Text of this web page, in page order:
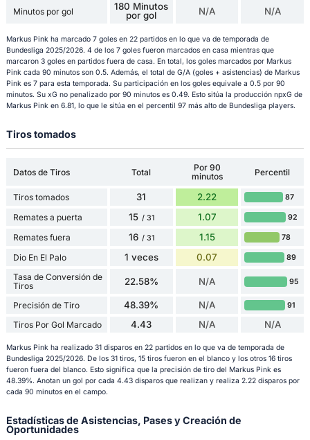
Minutos por gol
180 Minutos
por gol
N/A N/A
Markus Pink ha marcado 7 goles en 22 partidos en lo que va de temporada de
Bundesliga 2025/2026. 4 de los 7 goles fueron marcados en casa mientras que
marcaron 3 goles en partidos fuera de casa. En total, los goles marcados por Markus
Pink cada 90 minutos son 0.5. Además, el total de G/A (goles + asistencias) de Markus
Pink es 7 para esta temporada. Su participación en los goles equivale a 0.5 por 90
minutos. Su xG no penalizado por 90 minutos es 0.49. Esto sitúa la producción npxG de
Markus Pink en 6.81, lo que le sitúa en el percentil 97 más alto de Bundesliga players.
Tiros tomados
Datos de Tiros Total
Por 90
minutos
Percentil
Tiros tomados 31 2.22 87
Remates a puerta 15 / 31 1.07 92
Remates fuera 16 / 31 1.15 78
Dio En El Palo 1 veces 0.07 89
Tasa de Conversión de
Tiros
22.58% N/A 95
Precisión de Tiro 48.39% N/A 91
Tiros Por Gol Marcado 4.43 N/A N/A
Markus Pink ha realizado 31 disparos en 22 partidos en lo que va de temporada de
Bundesliga 2025/2026. De los 31 tiros, 15 tiros fueron en el blanco y los otros 16 tiros
fueron fuera del blanco. Esto significa que la precisión de tiro del Markus Pink es
48.39%. Anotan un gol por cada 4.43 disparos que realizan y realiza 2.22 disparos por
cada 90 minutos en el campo.
Estadísticas de Asistencias, Pases y Creación de
Oportunidades